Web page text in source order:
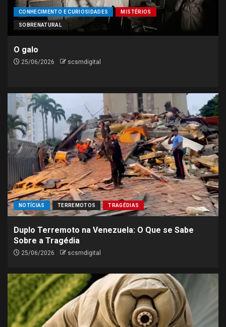
CONHECIMENTO E CURIOSIDADES MISTÉRIOS
SOBRENATURAL
O galo
25/06/2026 scsmdigital
NOTÍCIAS TERREMOTOS TRAGÉDIAS
Duplo Terremoto na Venezuela: O Que se Sabe
Sobre a Tragédia
25/06/2026 scsmdigital